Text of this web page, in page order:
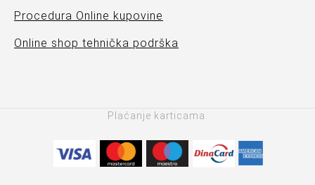
Procedura Online kupovine
Online shop tehnička podrška
Plaćanje karticama: